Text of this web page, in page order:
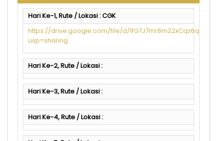
Hari Ke-1, Rute / Lokasi : CGK
https://drive.google.com/file/d/
usp=sharing
Hari Ke-2, Rute / Lokasi :
Hari Ke-3, Rute / Lokasi :
Hari Ke-4, Rute / Lokasi :